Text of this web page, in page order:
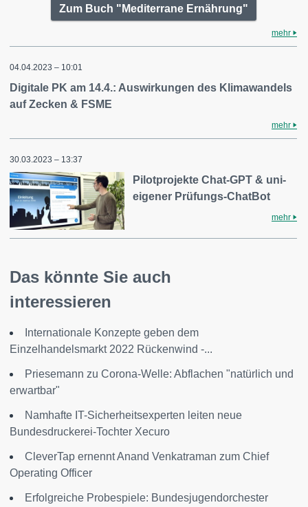
Zum Buch "Mediterrane Ernährung"
mehr
04.04.2023 – 10:01
Digitale PK am 14.4.: Auswirkungen des Klimawandels
auf Zecken & FSME
mehr
30.03.2023 – 13:37
Pilotprojekte Chat-GPT & uni-
eigener Prüfungs-ChatBot
mehr
Das könnte Sie auch
interessieren
Internationale Konzepte geben dem
Einzelhandelsmarkt 2022 Rückenwind -...
Priesemann zu Corona-Welle: Abflachen "natürlich und
erwartbar"
Namhafte IT-Sicherheitsexperten leiten neue
Bundesdruckerei-Tochter Xecuro
CleverTap ernennt Anand Venkatraman zum Chief
Operating Officer
Erfolgreiche Probespiele: Bundesjugendorchester